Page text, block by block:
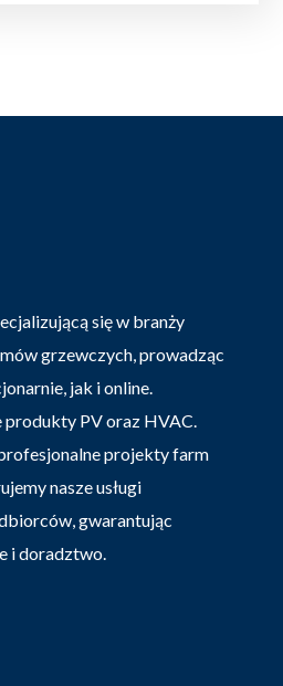
się w branży
grzewczych, prowadząc
jak i online.
PV oraz HVAC.
projekty farm
nasze usługi
gwarantując
i doradztwo.